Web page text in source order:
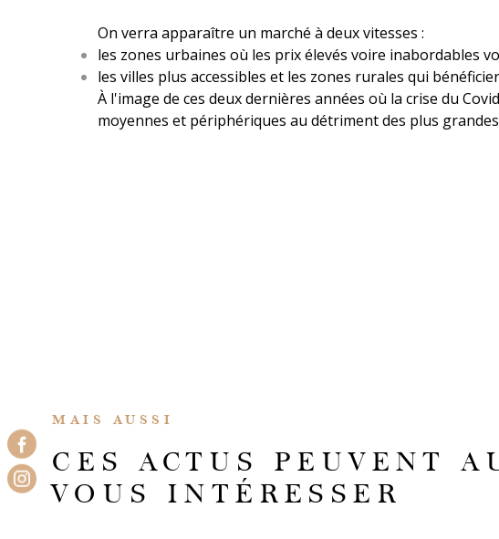
On verra apparaître un marché à deux vitesses :
les zones urbaines où les prix élevés voire inabordables
les villes plus accessibles et les zones rurales qui
À l'image de ces deux dernières années où la crise du
moyennes et périphériques au détriment des plus
MAIS AUSSI
CES ACTUS PEUVENT
VOUS INTÉRESSER